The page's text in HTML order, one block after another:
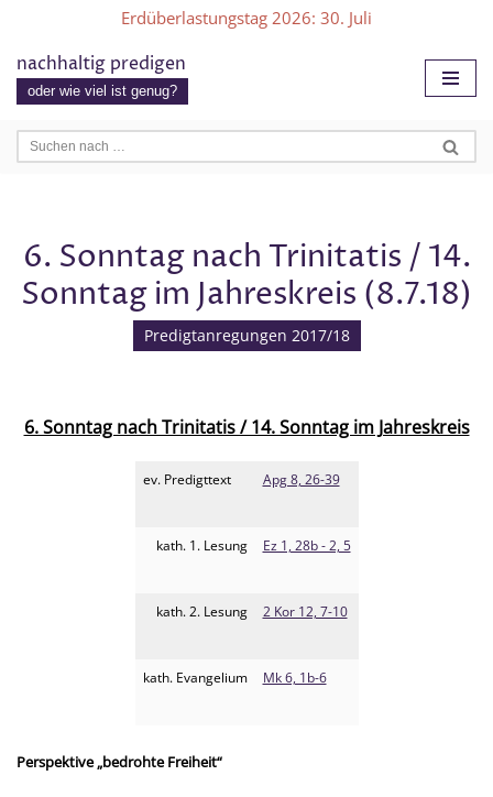
Zum
Inhalt
Erdüberlastungstag 2026: 30. Juli
nachhaltig predigen
oder wie viel ist genug?
6. Sonntag nach Trinitatis / 14.
Sonntag im Jahreskreis (8.7.18)
Predigtanregungen 2017/18
6. Sonntag nach Trinitatis / 14. Sonntag im Jahreskreis
ev. Predigttext
kath. 1. Lesung
kath. 2. Lesung
kath. Evangelium
Apg 8, 26-39
Ez 1, 28b - 2, 5
2 Kor 12, 7-10
Mk 6, 1b-6
Perspektive „bedrohte Freiheit“